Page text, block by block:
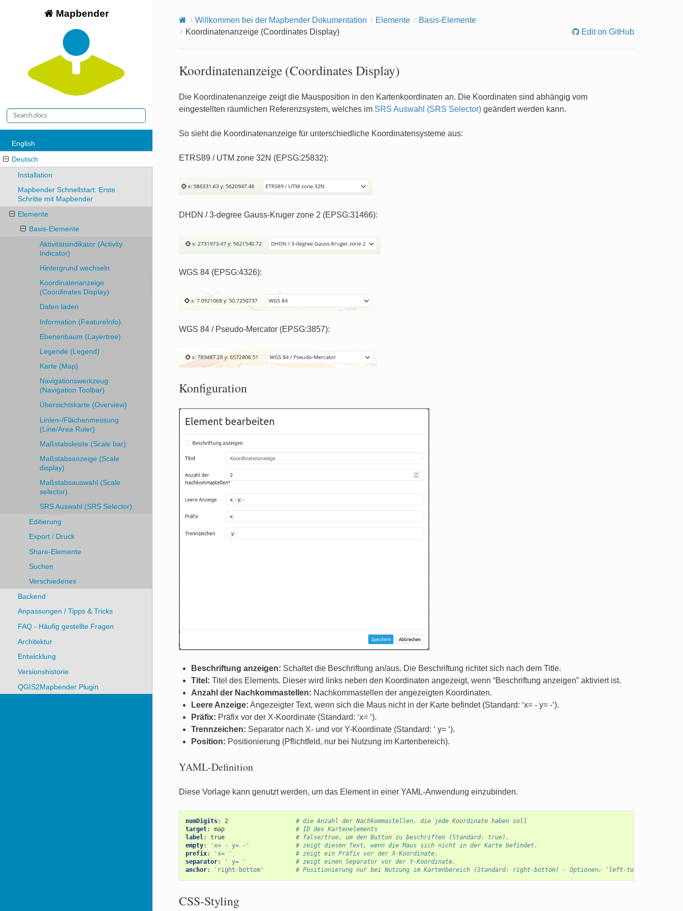
Mapbender
English
Deutsch
Installation
Mapbender Schnellstart: Erste
Schritte mit Mapbender
Elemente
Basis-Elemente
Aktivitätsindikator (Activity
Indicator)
Hintergrund wechseln
Koordinatenanzeige
(Coordinates Display)
Daten laden
Information (FeatureInfo)
Ebenenbaum (Layertree)
Legende (Legend)
Karte (Map)
Navigationswerkzeug
(Navigation Toolbar)
Übersichtskarte (Overview)
Linien-/Flächenmessung
(Line/Area Ruler)
Maßstabsleiste (Scale bar)
Maßstabsanzeige (Scale
display)
Maßstabsauswahl (Scale
selector)
SRS Auswahl (SRS Selector)
Editierung
Export / Druck
Share-Elemente
Suchen
Verschiedenes
Backend
Anpassungen / Tipps & Tricks
FAQ - Häufig gestellte Fragen
Architektur
Entwicklung
Versionshistorie
QGIS2Mapbender Plugin
Willkommen bei der Mapbender Dokumentation Elemente
Basis-Elemente
Koordinatenanzeige (Coordinates Display)
Edit on GitHub
Koordinatenanzeige (Coordinates Display)
Die Koordinatenanzeige zeigt die Mausposition in den Kartenkoordinaten an. Die Koordinaten sind abhängig vom
eingestellten räumlichen Referenzsystem, welches im SRS Auswahl (SRS Selector)geändert werden kann.
So sieht die Koordinatenanzeige für unterschiedliche Koordinatensysteme aus:
ETRS89 / UTM zone 32N (EPSG:25832):
DHDN / 3-degree Gauss-Kruger zone 2 (EPSG:31466):
WGS 84 (EPSG:4326):
WGS 84 / Pseudo-Mercator (EPSG:3857):
Konfiguration
Beschriftung anzeigen: Schaltet die Beschriftung an/aus. Die Beschriftung richtet sich nach dem Title.
Titel: Titel des Elements. Dieser wird links neben den Koordinaten angezeigt, wenn “Beschriftung anzeigen” aktiviert ist.
Anzahl der Nachkommastellen: Nachkommastellen der angezeigten Koordinaten.
Leere Anzeige: Angezeigter Text, wenn sich die Maus nicht in der Karte befindet (Standard: ‘x= - y= -‘).
Präfix: Präfix vor der X-Koordinate (Standard: ‘x= ‘).
Trennzeichen: Separator nach X- und vor Y-Koordinate (Standard: ‘ y= ‘).
Position: Positionierung (Pflichtfeld, nur bei Nutzung im Kartenbereich).
YAML-Definition
Diese Vorlage kann genutzt werden, um das Element in einer YAML-Anwendung einzubinden.
numDigits: 2
# die Anzahl der Nachkommastellen, die jede Koordinate haben soll
target: map
# ID des Kartenelements
label: true
# false/true, um den Button zu beschriften (Standard: true).
empty: 'x= - y= -'
# zeigt diesen Text, wenn die Maus sich nicht in der Karte befindet.
prefix: 'x= '
# zeigt ein Präfix vor der X-Koordinate.
separator: ' y= '
# zeigt einen Separator vor der Y-Koordinate.
anchor: 'right-bottom' # Positionierung nur bei Nutzung im Kartenbereich (Standard: right-bottom) - Optionen: 'left-top',
CSS-Styling